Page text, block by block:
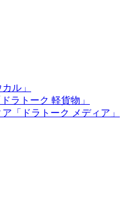
ル」
ラトーク 軽貨物」
「ドラトーク メディア」